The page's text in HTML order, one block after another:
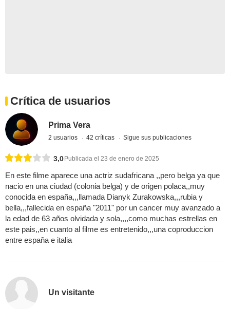
Crítica de usuarios
Prima Vera
2 usuarios 42 críticas Sigue sus publicaciones
3,0 Publicada el 23 de enero de 2025
En este filme aparece una actriz sudafricana ,,pero belga ya que
nacio en una ciudad (colonia belga) y de origen polaca,,muy
conocida en españa,,,llamada Dianyk Zurakowska,,,rubia y
bella,,,fallecida en españa "2011" por un cancer muy avanzado a
la edad de 63 años olvidada y sola,,,,como muchas estrellas en
este pais,,en cuanto al filme es entretenido,,,una coproduccion
entre españa e italia
Un visitante